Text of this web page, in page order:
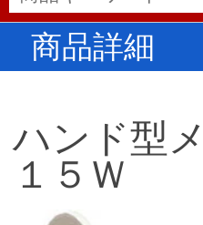
商品詳細
ハンド型
１５Ｗ